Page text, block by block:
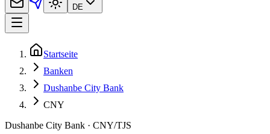
DE
Startseite
Banken
Dushanbe City Bank
CNY
Dushanbe City Bank · CNY/TJS